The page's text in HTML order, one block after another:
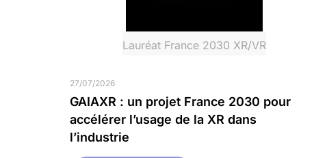
Lauréat France 2030 XR/VR
27/07/2026
GAIAXR : un projet France 2030 pour
accélérer l’usage de la XR dans
l’industrie